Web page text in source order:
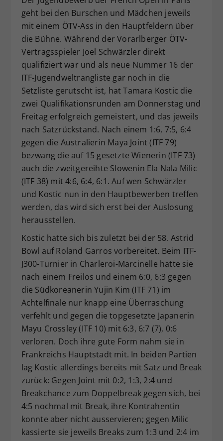
geht bei den Burschen und Mädchen jeweils
mit einem ÖTV-Ass in den Hauptfeldern über
die Bühne. Während der Vorarlberger ÖTV-
Vertragsspieler Joel Schwärzler direkt
qualifiziert war und als neue Nummer 16 der
ITF-Jugendweltrangliste gar noch in die
Setzliste gerutscht ist, hat Tamara Kostic die
zwei Qualifikationsrunden am Donnerstag und
Freitag erfolgreich gemeistert, und das jeweils
nach Satzrückstand. Nach einem 1:6, 7:5, 6:4
gegen die Australierin Maya Joint (ITF 79)
bezwang die auf 15 gesetzte Wienerin (ITF 73)
auch die zweitgereihte Slowenin Ela Nala Milic
(ITF 38) mit 4:6, 6:4, 6:1. Auf wen Schwärzler
und Kostic nun in den Hauptbewerben treffen
werden, das wird sich erst bei der Auslosung
herausstellen.
Kostic hatte sich bis zuletzt bei der 58. Astrid
Bowl auf Roland Garros vorbereitet. Beim ITF-
J300-Turnier in Charleroi-Marcinelle hatte sie
nach einem Freilos und einem 6:0, 6:3 gegen
die Südkoreanerin Yujin Kim (ITF 71) im
Achtelfinale nur knapp eine Überraschung
verfehlt und gegen die topgesetzte Japanerin
Mayu Crossley (ITF 10) mit 6:3, 6:7 (7), 0:6
verloren. Doch ihre gute Form nahm sie in
Frankreichs Hauptstadt mit. In beiden Partien
lag Kostic allerdings bereits mit Satz und Break
zurück: Gegen Joint mit 0:2, 1:3, 2:4 und
Breakchance zum Doppelbreak gegen sich, bei
4:5 nochmal mit Break, ihre Kontrahentin
konnte aber nicht ausservieren; gegen Milic
kassierte sie jeweils Breaks zum 1:3 und 2:4 im
Zweck
Dieser Wert speichert Ihre Consent-
Einstellungen. Unter anderem eine
zufällig generierte ID, für die
historische Speicherung Ihrer
vorgenommen Einstellungen, falls der
Webseiten-Betreiber dies eingestellt
hat.